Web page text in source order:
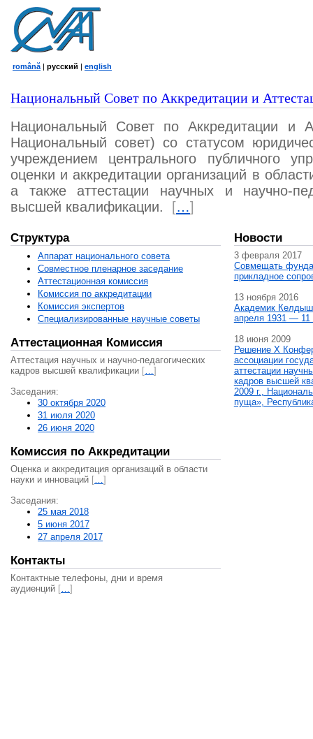
română | русский | english
Национальный Совет по Аккредитации и
Национальный Совет по Аккредитации и
Национальный совет) со статусом
учреждением центрального публичного
оценки и аккредитации организаций в
а также аттестации научных и научно-
высшей квалификации.
[…]
Структура
Аппарат национального совета
Совместное пленарное заседание
Аттестационная комисcия
Комиссия по аккредитации
Комиссия экспертов
Специализированные научные советы
Аттестационная Комиссия
Аттестация научных и научно-педагогических
кадров высшей квалификации […]
Заседания:
30 октября 2020
31 июля 2020
26 июня 2020
Комиссия по Аккредитации
Оценка и аккредитация организаций в области
науки и инноваций […]
Заседания:
25 мая 2018
5 июня 2017
27 апреля 2017
Контакты
Контактные телефоны, дни и время
аудиенций […]
Новости
3 февраля 2017
Совмещать
прикладное
13 ноября 2016
Академик
апреля 1931 — 11
18 июня 2009
Решение X
ассоциации
аттестации
кадров высшей
2009 г.,
пуща»,